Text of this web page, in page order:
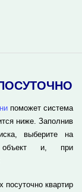
поможет система
ниже. Заполнив
выберите на
объект и, при
квартир